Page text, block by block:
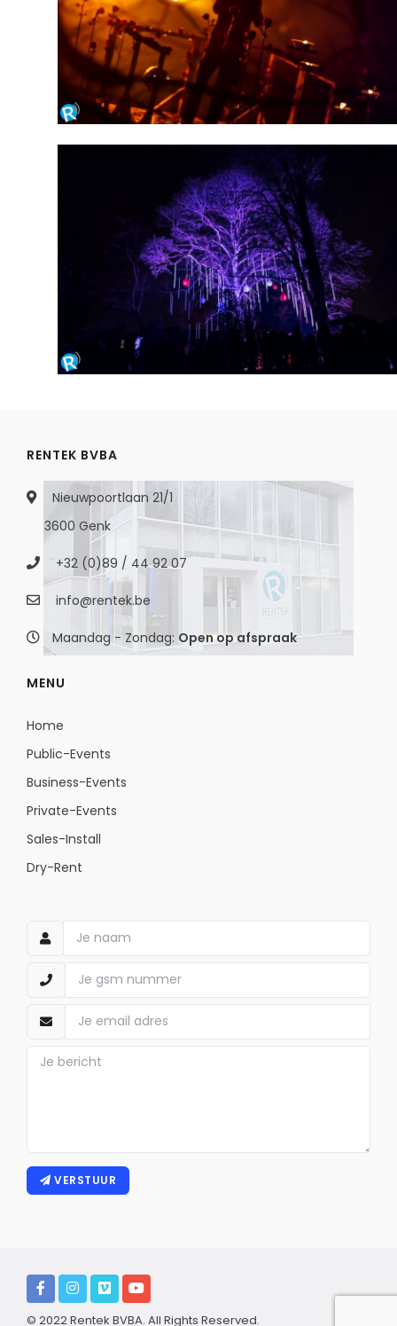
RENTEK BVBA
Nieuwpoortlaan 21/1
3600 Genk
+32 (0)89 / 44 92 07
info@rentek.be
Maandag - Zondag: Open op afspraak
MENU
Home
Public-Events
Business-Events
Private-Events
Sales-Install
Dry-Rent
VERSTUUR
© 2022 Rentek BVBA. All Rights Reserved.